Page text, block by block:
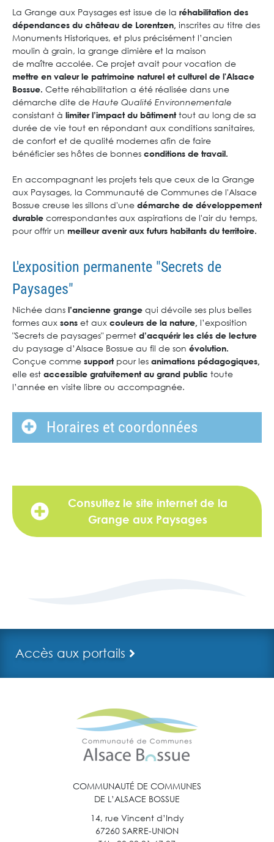
La Grange aux Paysages est issue de la réhabilitation des
dépendances du château de Lorentzen, inscrites au titre des
Monuments Historiques, et plus précisément l’ancien
moulin à grain, la grange dimière et la maison
de maître accolée. Ce projet avait pour vocation de
mettre en valeur le patrimoine naturel et culturel de l'Alsace
Bossue. Cette réhabilitation a été réalisée dans une
démarche dite de Haute Qualité Environnementale
consistant à limiter l’impact du bâtimenttout au long de sa
durée de vie tout en répondant aux conditions sanitaires,
de confort et de qualité modernes afin de faire
bénéficierses hôtes de bonnes conditions de travail.
En accompagnant les projets tels que ceux de la Grange
aux Paysages, la Communauté de Communes de l'Alsace
Bossue creuse les sillons d'une démarche de développement
durable correspondantes aux aspirations de l'air du temps,
pour offrir un meilleur avenir aux futurs habitants du territoire.
L'exposition permanente "Secrets de
Paysages"
Nichée dans l’ancienne grange qui dévoile ses plus belles
formes aux sons et aux couleurs de la nature, l’exposition
"Secrets de paysages" permet d’acquérir les clés de lecture
du paysage d’Alsace Bossue au fil de son évolution.
Conçue comme supportpour les animations pédagogiques,
elle est accessible gratuitementau grand public toute
l’année en visite libre ou accompagnée.
Horaires et coordonnées
Consultez le site internet de la
Grange aux Paysages
Accès aux portails
COMMUNAUTÉ DE COMMUNES
DE L’ALSACE BOSSUE
14, rue Vincent d’Indy
67260 SARRE-UNION